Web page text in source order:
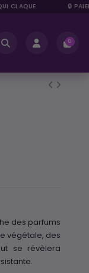
🔒
0
des parfums
végétale, des
se révèlera